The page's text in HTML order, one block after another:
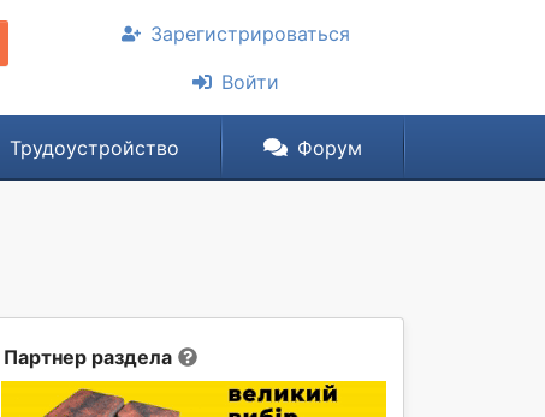
Зарегистрироваться
Войти
Трудоустройство Форум
Партнер раздела